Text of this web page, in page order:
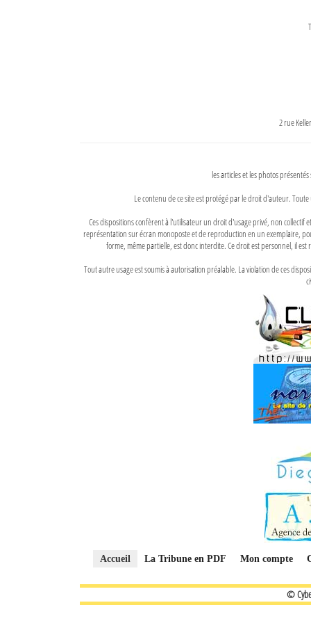
2 rue
les articles et les photos
Le contenu de ce site est protégé par le droit d'auteur.
Ces dispositions confèrent à l'utilisateur un droit d'usage privé, non
représentation sur écran monoposte et de reproduction en un exemplaire,
forme, même partielle, est donc interdite. Ce droit est personnel, il
Tout autre usage est soumis à autorisation préalable. La violation de ces
Accueil La Tribune en PDF Mon compte
©